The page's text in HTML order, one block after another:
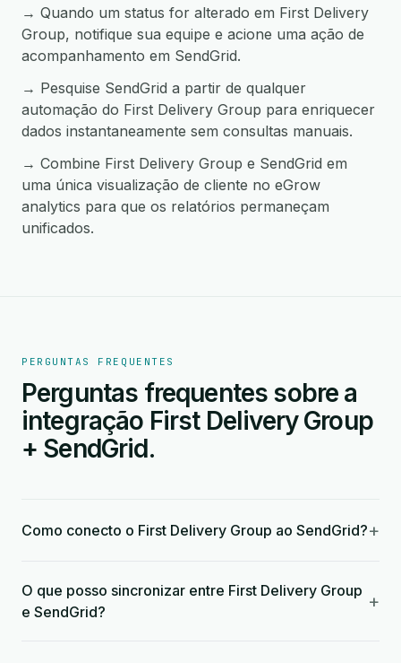
→ Quando um status for alterado em First Delivery
Group, notifique sua equipe e acione uma ação de
acompanhamento em SendGrid.
→ Pesquise SendGrid a partir de qualquer
automação do First Delivery Group para enriquecer
dados instantaneamente sem consultas manuais.
→ Combine First Delivery Group e SendGrid em
uma única visualização de cliente no eGrow
analytics para que os relatórios permaneçam
unificados.
PERGUNTAS FREQUENTES
Perguntas frequentes sobre a
integração First Delivery Group
+ SendGrid.
Como conecto o First Delivery Group ao SendGrid?+
O que posso sincronizar entre First Delivery Group
e SendGrid?
+